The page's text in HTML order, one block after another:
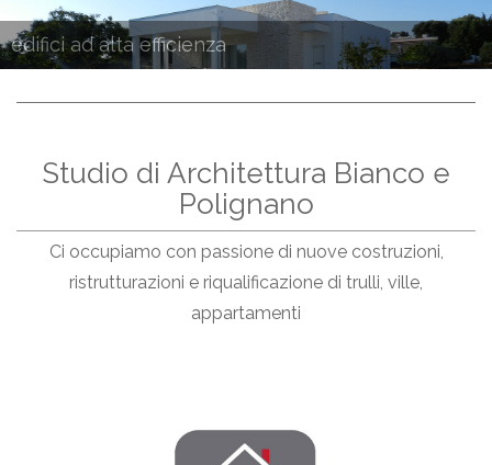
edifici ad alta efficienza
Studio di Architettura Bianco e
Polignano
Ci occupiamo con passione di nuove costruzioni,
ristrutturazioni e riqualificazione di trulli, ville,
appartamenti